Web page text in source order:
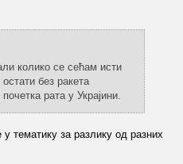
колико се сећам исти
без ракета
рата у Украјини.
тематику за разлику од разних